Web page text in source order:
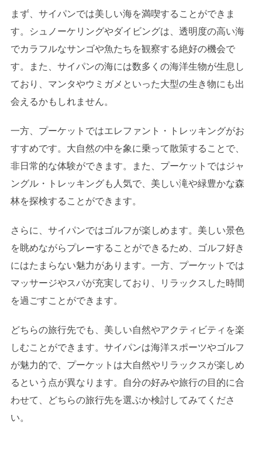
まず、サイパンでは美しい海を満喫することができま
す。シュノーケリングやダイビングは、透明度の高い海
でカラフルなサンゴや魚たちを観察する絶好の機会で
す。また、サイパンの海には数多くの海洋生物が生息し
ており、マンタやウミガメといった大型の生き物にも出
会えるかもしれません。
一方、プーケットではエレファント・トレッキングがお
すすめです。大自然の中を象に乗って散策することで、
非日常的な体験ができます。また、プーケットではジャ
ングル・トレッキングも人気で、美しい滝や緑豊かな森
林を探検することができます。
さらに、サイパンではゴルフが楽しめます。美しい景色
を眺めながらプレーすることができるため、ゴルフ好き
にはたまらない魅力があります。一方、プーケットでは
マッサージやスパが充実しており、リラックスした時間
を過ごすことができます。
どちらの旅行先でも、美しい自然やアクティビティを楽
しむことができます。サイパンは海洋スポーツやゴルフ
が魅力的で、プーケットは大自然やリラックスが楽しめ
るという点が異なります。自分の好みや旅行の目的に合
わせて、どちらの旅行先を選ぶか検討してみてくださ
い。